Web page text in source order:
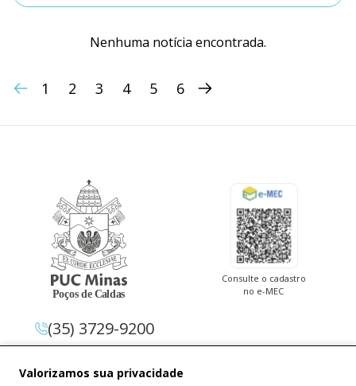
Nenhuma notícia encontrada.
1 2 3 4 5 6
Valorizamos sua privacidade
Consulte o cadastro
no e-MEC
(35) 3729-9200